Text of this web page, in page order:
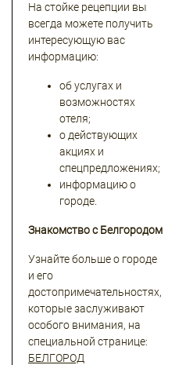
На стойке рецепции вы
всегда можете получить
интересующую вас
информацию:
об услугах и
возможностях
отеля;
о действующих
акциях и
спецпредложениях;
информацию о
городе.
Знакомство с Белгородом
Узнайте больше о городе
и его
достопримечательностях,
которые заслуживают
особого внимания, на
специальной странице:
БЕЛГОРОД